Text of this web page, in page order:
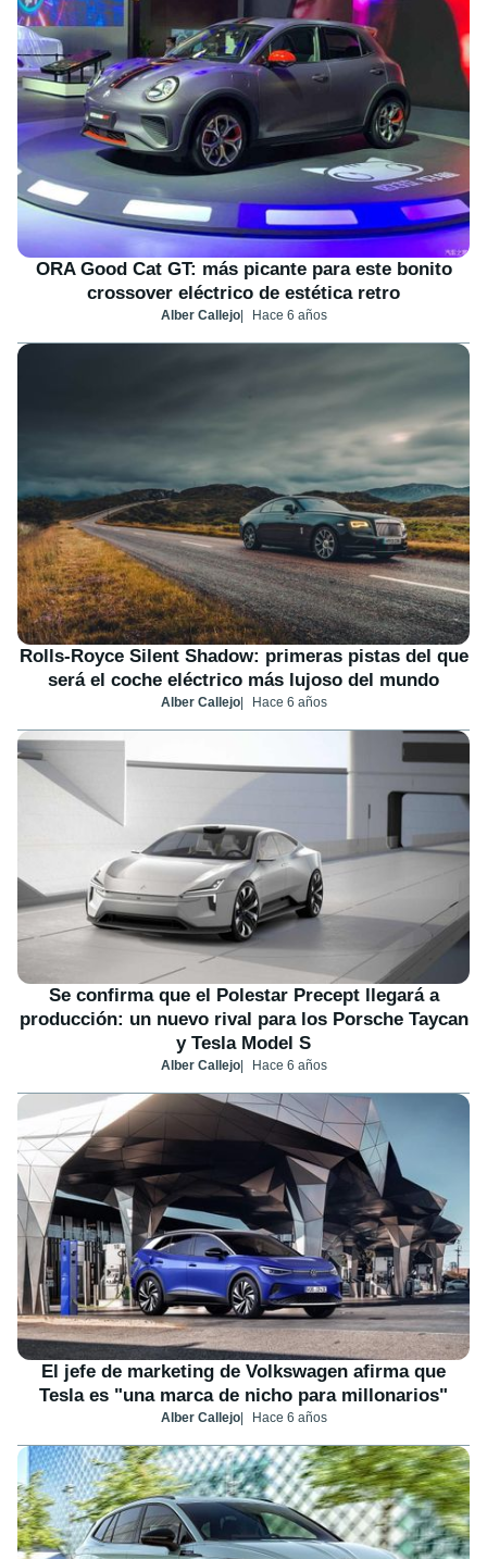
ORA Good Cat GT: más picante para este bonito
crossover eléctrico de estética retro
Alber Callejo Hace 6 años
Rolls-Royce Silent Shadow: primeras pistas del que
será el coche eléctrico más lujoso del mundo
Alber Callejo Hace 6 años
Se confirma que el Polestar Precept llegará a
producción: un nuevo rival para los Porsche Taycan
y Tesla Model S
Alber Callejo Hace 6 años
El jefe de marketing de Volkswagen afirma que
Tesla es "una marca de nicho para millonarios"
Alber Callejo Hace 6 años